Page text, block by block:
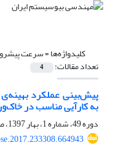
کلیدواژه‌ها =سرعت
تعداد مقالات: 4
پیش‌بینی عملکرد
به کارآیی مناسب در
دوره 49، شماره 1، بهار 1397، صفحه